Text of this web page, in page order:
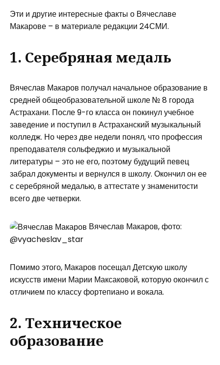
Эти и другие интересные факты о Вячеславе
Макарове – в материале редакции 24СМИ.
1. Серебряная медаль
Вячеслав Макаров получал начальное образование в
средней общеобразовательной школе № 8 города
Астрахани. После 9-го класса он покинул учебное
заведение и поступил в Астраханский музыкальный
колледж. Но через две недели понял, что профессия
преподавателя сольфеджио и музыкальной
литературы – это не его, поэтому будущий певец
забрал документы и вернулся в школу. Окончил он ее
с серебряной медалью, в аттестате у знаменитости
всего две четверки.
Вячеслав Макаров, фото:
@vyacheslav_star
Помимо этого, Макаров посещал Детскую школу
искусств имени Марии Максаковой, которую окончил с
отличием по классу фортепиано и вокала.
2. Техническое
образование